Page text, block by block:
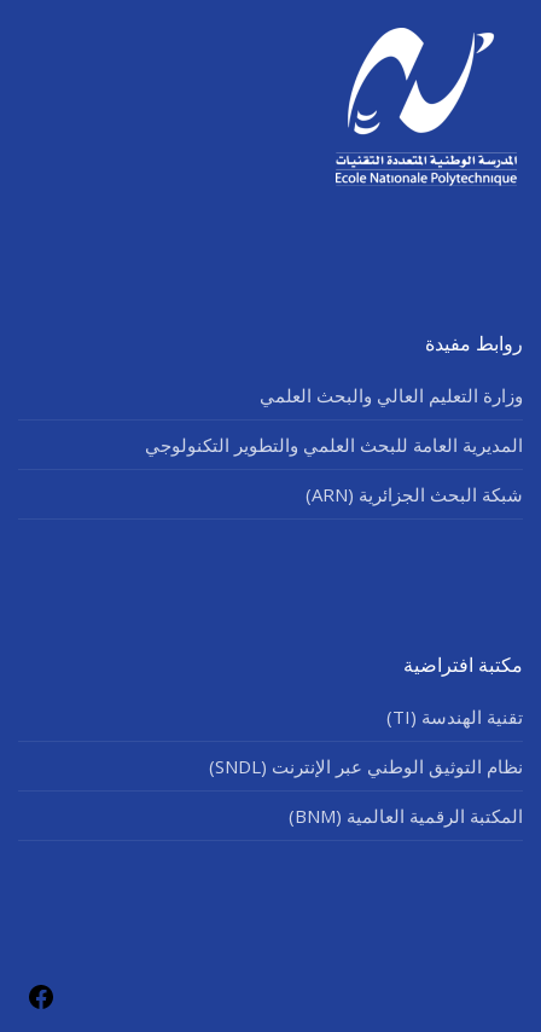
روابط مفيدة
وزارة التعليم العالي والبحث العلمي
المديرية العامة للبحث العلمي والتطوير التكنولوجي
شبكة البحث الجزائرية (ARN)
مكتبة افتراضية
تقنية الهندسة (TI)
نظام التوثيق الوطني عبر الإنترنت (SNDL)
المكتبة الرقمية العالمية (BNM)